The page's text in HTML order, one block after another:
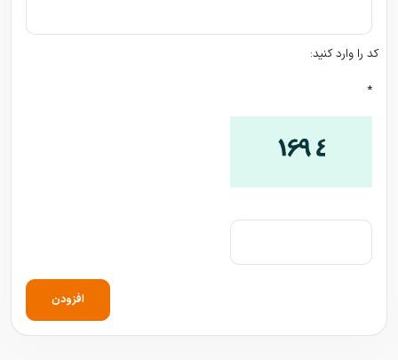
کد را وارد کنید:
*
افزودن